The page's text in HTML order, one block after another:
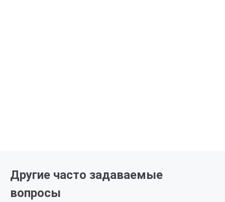
Другие часто задаваемые
вопросы